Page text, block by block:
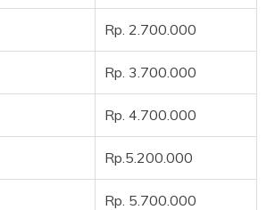
Rp. 2.700.000
Rp. 3.700.000
Rp. 4.700.000
Rp.5.200.000
Rp. 5.700.000